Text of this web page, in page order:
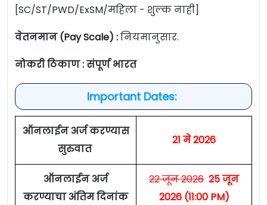
[SC/ST/PWD/ExSM/महिला - शुल्क नाही]
वेतनमान (Pay Scale) :नियमानुसार.
नोकरी ठिकाण : संपूर्ण भारत
Important Dates:
ऑनलाईन अर्ज करण्यास
सुरुवात
21 मे 2026
ऑनलाईन अर्ज
करण्याचा अंतिम दिनांक
22 जून 2026 25 जून
2026 (11:00 PM)